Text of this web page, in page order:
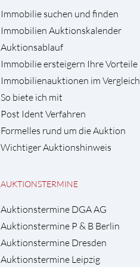
Immobilie suchen und finden
Immobilien Auktionskalender
Auktionsablauf
Immobilie ersteigern Ihre Vorteile
Immobilienauktionen im Vergleich
So biete ich mit
Post Ident Verfahren
Formelles rund um die Auktion
Wichtiger Auktionshinweis
AUKTIONSTERMINE
Auktionstermine DGA AG
Auktionstermine P & B Berlin
Auktionstermine Dresden
Auktionstermine Leipzig